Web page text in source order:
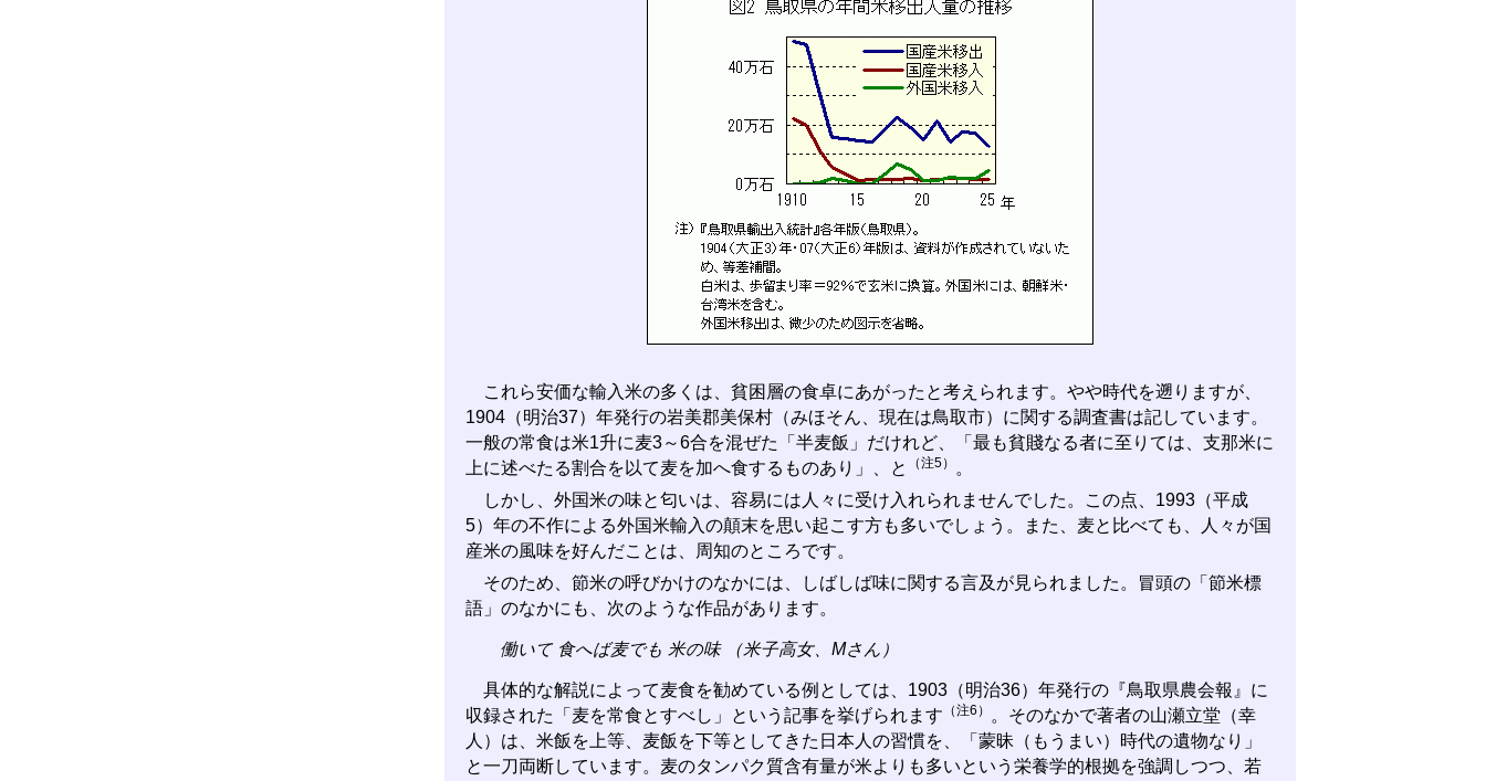
これら安価な輸入米の多くは、貧困層の食卓にあがったと考えられます。やや時代を遡りますが、
1904（明治37）年発行の岩美郡美保村（みほそん、現在は鳥取市）に関する調査書は記しています。
一般の常食は米1升に麦3～6合を混ぜた「半麦飯」だけれど、「最も貧賤なる者に至りては、支那米に
上に述べたる割合を以て麦を加へ食するものあり」、と
（注5）
。
しかし、外国米の味と匂いは、容易には人々に受け入れられませんでした。この点、1993（平成
5）年の不作による外国米輸入の顛末を思い起こす方も多いでしょう。また、麦と比べても、人々が国
産米の風味を好んだことは、周知のところです。
そのため、節米の呼びかけのなかには、しばしば味に関する言及が見られました。冒頭の「節米標
語」のなかにも、次のような作品があります。
働いて 食へば麦でも 米の味 （米子高女、Mさん）
具体的な解説によって麦食を勧めている例としては、1903（明治36）年発行の『鳥取県農会報』に
収録された「麦を常食とすべし」という記事を挙げられます （注6）
。そのなかで著者の山瀬立堂（幸
人）は、米飯を上等、麦飯を下等としてきた日本人の習慣を、「蒙昧（もうまい）時代の遺物なり」
と一刀両断しています。麦のタンパク質含有量が米よりも多いという栄養学的根拠を強調しつつ、若